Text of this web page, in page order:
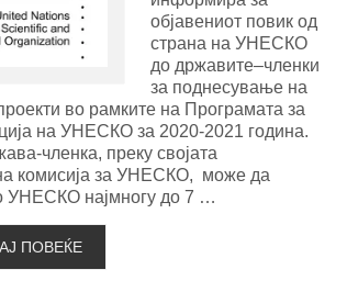
објавениот повик од
страна на УНЕСКО
до државите–членки
за поднесување на
во рамките на Програмата за
на УНЕСКО за 2020-2021 година.
членка, преку својата
комисија за УНЕСКО, може да
УНЕСКО најмногу до 7 …
ПОВЕЌЕ